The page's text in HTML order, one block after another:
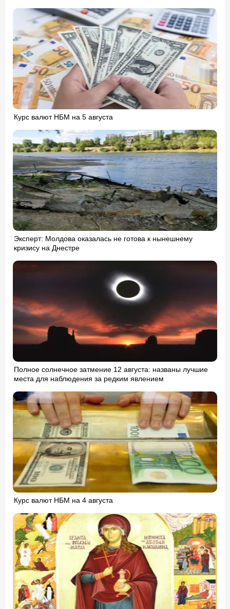
Курс валют НБМ на 5 августа
Эксперт: Молдова оказалась не готова к нынешнему
кризису на Днестре
Полное солнечное затмение 12 августа: названы лучшие
места для наблюдения за редким явлением
Курс валют НБМ на 4 августа